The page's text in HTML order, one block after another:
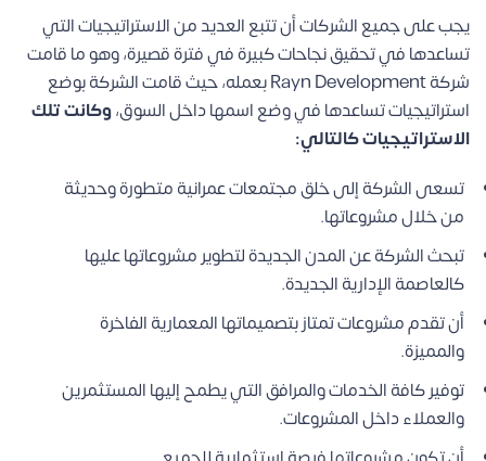
يجب على جميع الشركات أن تتبع العديد من الاستراتيجيات التي
تساعدها في تحقيق نجاحات كبيرة في فترة قصيرة، وهو ما قامت
شركة Rayn Development بعمله، حيث قامت الشركة بوضع
استراتيجيات تساعدها في وضع اسمها داخل السوق،وكانت تلك
الاستراتيجيات كالتالي:
تسعى الشركة إلى خلق مجتمعات عمرانية متطورة وحديثة
من خلال مشروعاتها.
تبحث الشركة عن المدن الجديدة لتطوير مشروعاتها عليها
كالعاصمة الإدارية الجديدة.
أن تقدم مشروعات تمتاز بتصميماتها المعمارية الفاخرة
والمميزة.
توفير كافة الخدمات والمرافق التي يطمح إليها المستثمرين
والعملاء داخل المشروعات.